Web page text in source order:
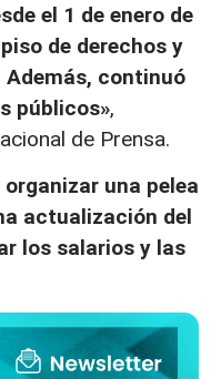
el 1 de enero de
de derechos y
continuó
públicos»,
de Prensa.
una pelea
actualización del
los salarios y las